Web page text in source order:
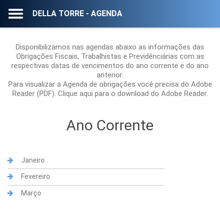
Disponibilizamos nas agendas abaixo as informações das
Obrigações Fiscais, Trabalhistas e Previdênciárias com as
respectivas datas de vencimentos do ano corrente e do ano
anterior.
Para visualizar a Agenda de obrigações você precisa do Adobe
Reader (PDF). Clique aqui para o download do Adobe Reader.
Ano Corrente
Janeiro
Fevereiro
Março
DELLA TORRE - AGENDA